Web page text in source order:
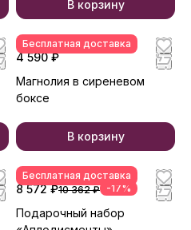
В корзину
Бесплатная доставка
4 590 ₽
Магнолия в сиреневом
боксе
В корзину
Бесплатная доставка
8 572 ₽10 362 ₽ -17%
Подарочный набор